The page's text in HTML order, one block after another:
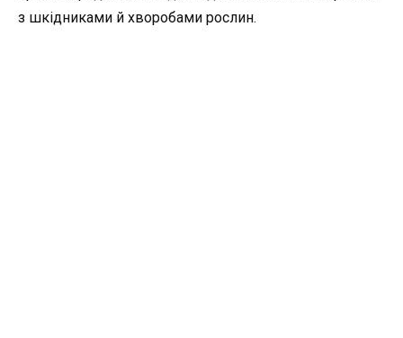
з шкідниками й хворобами рослин.